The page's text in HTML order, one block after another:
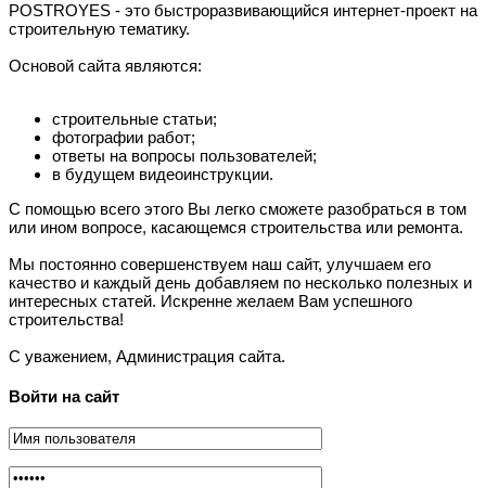
POSTROYES - это быстроразвивающийся интернет-проект на
строительную тематику.
Основой сайта являются:
строительные статьи;
фотографии работ;
ответы на вопросы пользователей;
в будущем видеоинструкции.
С помощью всего этого Вы легко сможете разобраться в том
или ином вопросе, касающемся строительства или ремонта.
Мы постоянно совершенствуем наш сайт, улучшаем его
качество и каждый день добавляем по несколько полезных и
интересных статей. Искренне желаем Вам успешного
строительства!
С уважением, Администрация сайта.
Войти на сайт